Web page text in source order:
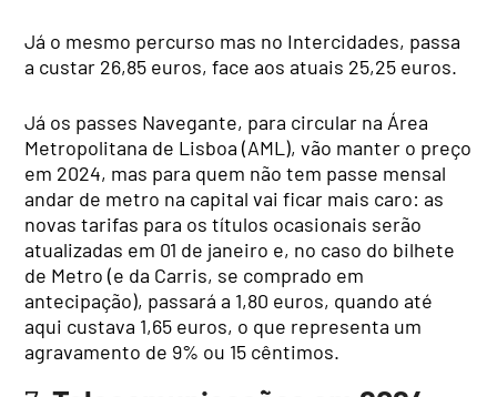
Já o mesmo percurso mas no Intercidades, passa
a custar 26,85 euros, face aos atuais 25,25 euros.
Já os passes Navegante, para circular na Área
Metropolitana de Lisboa (AML), vão manter o preço
em 2024, mas para quem não tem passe mensal
andar de metro na capital vai ficar mais caro: as
novas tarifas para os títulos ocasionais serão
atualizadas em 01 de janeiro e, no caso do bilhete
de Metro (e da Carris, se comprado em
antecipação), passará a 1,80 euros, quando até
aqui custava 1,65 euros, o que representa um
agravamento de 9% ou 15 cêntimos.